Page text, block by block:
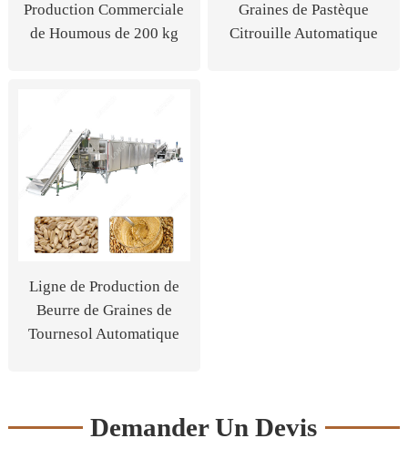
Production Commerciale
de Houmous de 200 kg
Graines de Pastèque
Citrouille Automatique
Ligne de Production de
Beurre de Graines de
Tournesol Automatique
Demander Un Devis